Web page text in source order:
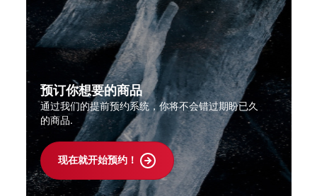
预订你想要的商品
通过我们的提前预约系统，你将不会错过期盼已久
的商品.
现在就开始预约！